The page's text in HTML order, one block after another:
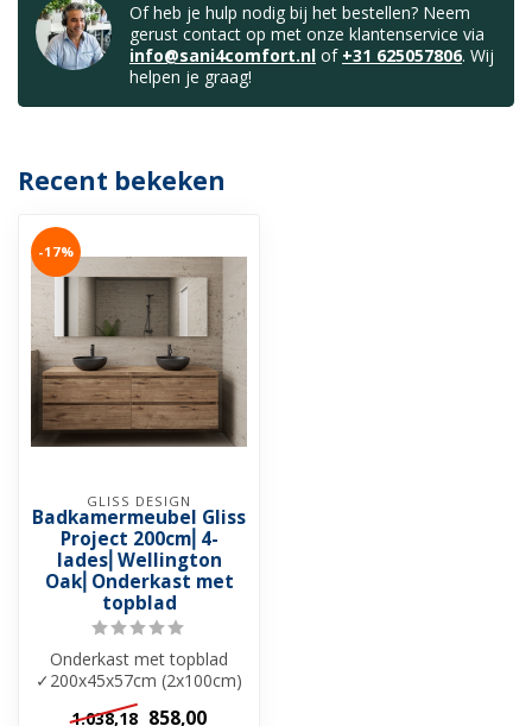
Of heb je hulp nodig bij het bestellen? Neem
gerust contact op met onze klantenservice via
info@sani4comfort.nl of +31 625057806. Wij
helpen je graag!
Recent bekeken
-17%
GLISS DESIGN
Badkamermeubel Gliss
Project 200cm⎢4-
lades⎢Wellington
Oak⎢Onderkast met
topblad
Onderkast met topblad
✓200x45x57cm (2x100cm)
✓ Melamine materiaal ✓ 4x
1.038,18 858,00